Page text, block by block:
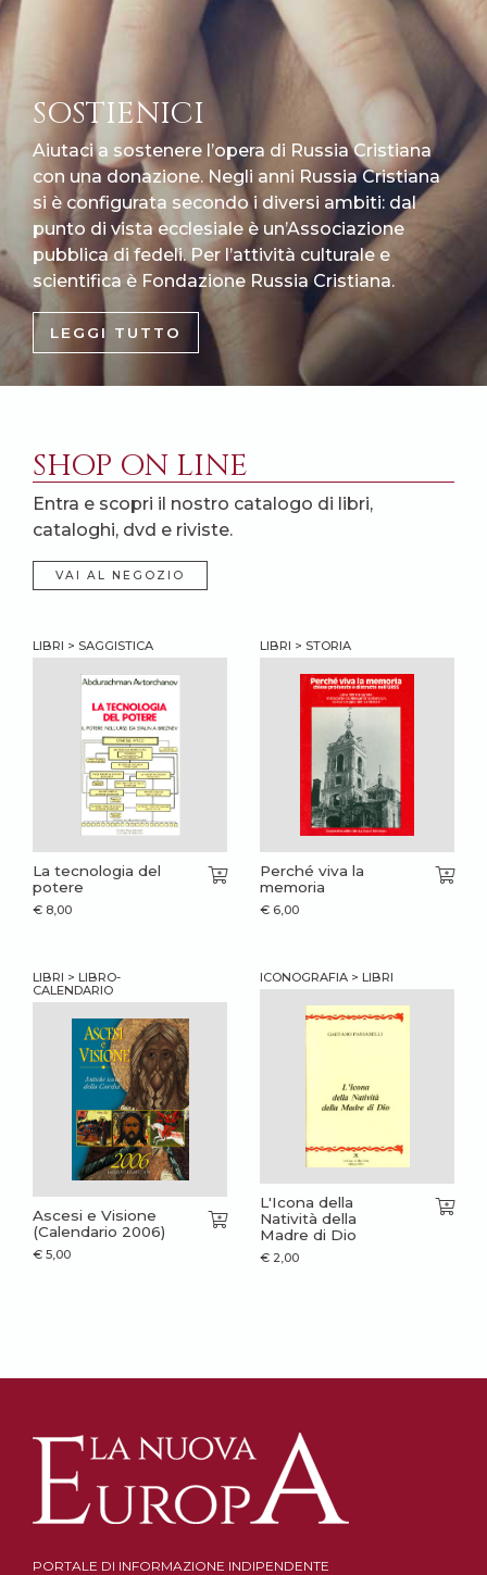
SOSTIENICI
Aiutaci a sostenere l’opera di Russia Cristiana
con una donazione. Negli anni Russia Cristiana
si è configurata secondo i diversi ambiti: dal
punto di vista ecclesiale è un’Associazione
pubblica di fedeli. Per l’attività culturale e
scientifica è Fondazione Russia Cristiana.
LEGGI TUTTO
SHOP ON LINE
Entra e scopri il nostro catalogo di libri,
cataloghi, dvd e riviste.
VAI AL NEGOZIO
LIBRI > SAGGISTICA
La tecnologia del
potere
€ 8,00
LIBRI > STORIA
Perché viva la
memoria
€ 6,00
LIBRI > LIBRO-
CALENDARIO
Ascesi e Visione
(Calendario 2006)
€ 5,00
ICONOGRAFIA > LIBRI
L'Icona della
Natività della
Madre di Dio
€ 2,00
PORTALE DI INFORMAZIONE INDIPENDENTE